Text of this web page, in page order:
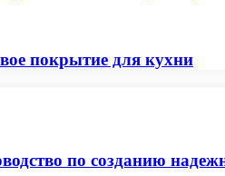
покрытие для кухни
по созданию